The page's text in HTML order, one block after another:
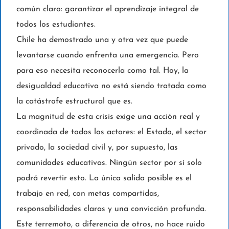
común claro: garantizar el aprendizaje integral de
todos los estudiantes.
Chile ha demostrado una y otra vez que puede
levantarse cuando enfrenta una emergencia. Pero
para eso necesita reconocerla como tal. Hoy, la
desigualdad educativa no está siendo tratada como
la catástrofe estructural que es.
La magnitud de esta crisis exige una acción real y
coordinada de todos los actores: el Estado, el sector
privado, la sociedad civil y, por supuesto, las
comunidades educativas. Ningún sector por sí solo
podrá revertir esto. La única salida posible es el
trabajo en red, con metas compartidas,
responsabilidades claras y una convicción profunda.
Este terremoto, a diferencia de otros, no hace ruido